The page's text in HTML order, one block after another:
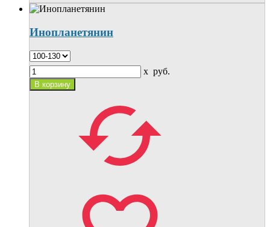
Инопланетянин
x руб.